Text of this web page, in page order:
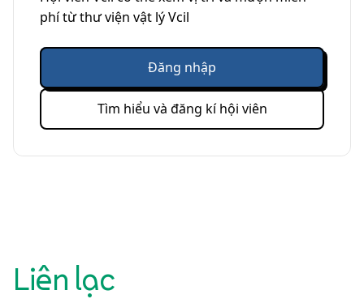
phí từ thư viện vật lý Vcil
Đăng nhập
Tìm hiểu và đăng kí hội viên
Liên lạc